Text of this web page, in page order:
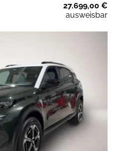
27.699,00 €
ausweisbar